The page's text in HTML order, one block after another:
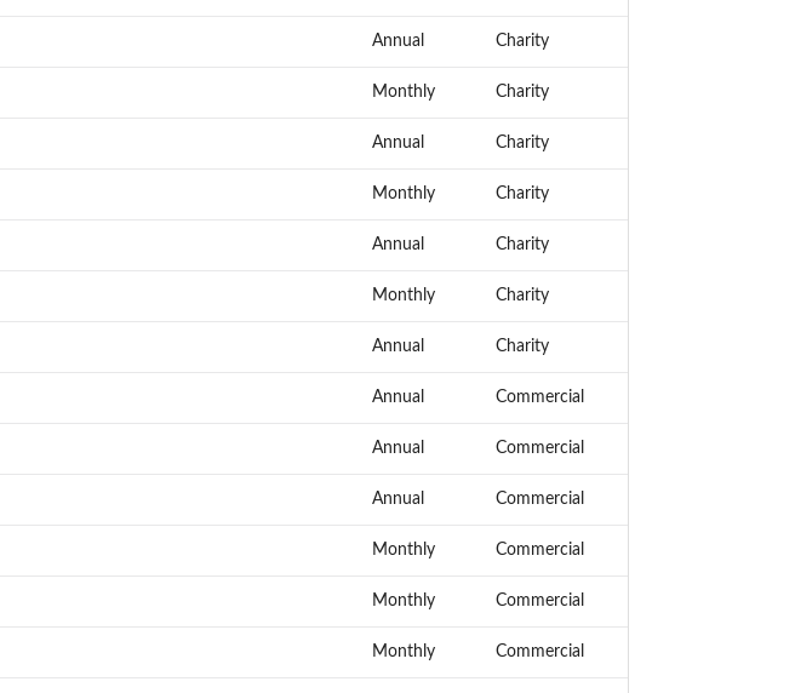
Annual Charity
Monthly Charity
Annual Charity
Monthly Charity
Annual Charity
Monthly Charity
Annual Charity
Annual Commercial
Annual Commercial
Annual Commercial
Monthly Commercial
Monthly Commercial
Monthly Commercial